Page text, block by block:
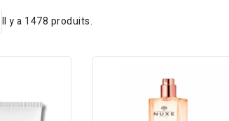
Il y a 1478 produits.